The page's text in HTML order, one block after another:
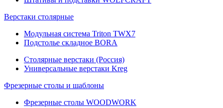
Верстаки столярные
Модульная система Triton TWX7
Подстолье складное BORA
Столярные верстаки (Россия)
Универсальные верстаки Kreg
Фрезерные столы и шаблоны
Фрезерные столы WOODWORK